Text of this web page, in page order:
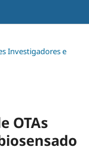
Investigadores e
OTAs